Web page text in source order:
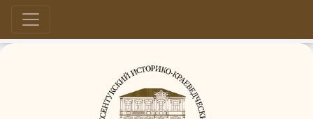
Больше, чем музей...